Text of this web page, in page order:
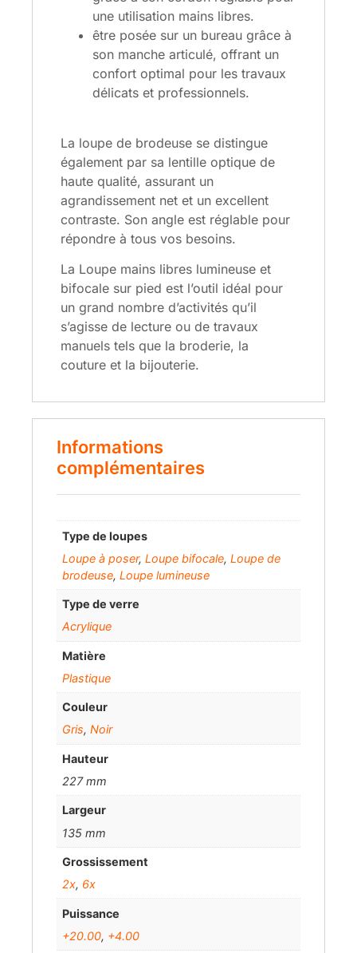
une utilisation mains libres.
être posée sur un bureau grâce à
son manche articulé, offrant un
confort optimal pour les travaux
délicats et professionnels.
La loupe de brodeuse se distingue
également par sa lentille optique de
haute qualité, assurant un
agrandissement net et un excellent
contraste. Son angle est réglable pour
répondre à tous vos besoins.
La Loupe mains libres lumineuse et
bifocale sur pied est l’outil idéal pour
un grand nombre d’activités qu’il
s’agisse de lecture ou de travaux
manuels tels que la broderie, la
couture et la bijouterie.
Informations
complémentaires
Type de loupes
Loupe à poser,Loupe bifocale,Loupe de
brodeuse,Loupe lumineuse
Type de verre
Acrylique
Matière
Plastique
Couleur
Gris,Noir
Hauteur
227 mm
Largeur
135 mm
Grossissement
2x, 6x
Puissance
+20.00, +4.00